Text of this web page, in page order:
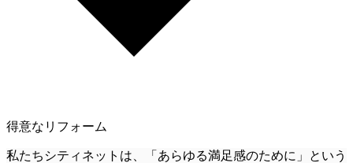
得意なリフォーム
私たちシティネットは、「あらゆる満足感のために」という